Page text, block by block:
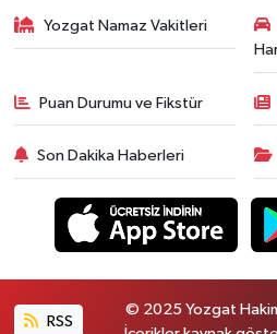
Yozgat Namaz Vakitleri
Puan Durumu ve Fikstür
Son Dakika Haberleri
RSS
© 2025 Yozgat